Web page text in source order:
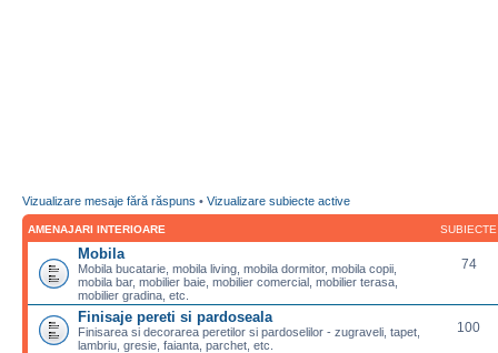
Vizualizare mesaje fără răspuns • Vizualizare subiecte active
AMENAJARI INTERIOARE SUBIECTE
Mobila
Mobila bucatarie, mobila living, mobila dormitor, mobila copii,
mobila bar, mobilier baie, mobilier comercial, mobilier terasa,
mobilier gradina, etc.
74
Finisaje pereti si pardoseala
Finisarea si decorarea peretilor si pardoselilor - zugraveli, tapet,
lambriu, gresie, faianta, parchet, etc.
100